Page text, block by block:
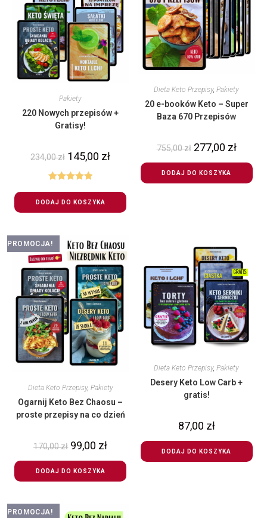
Pakiety
220 Nowych przepisów +
Gratisy!
234,00zł 145,00 zł
5.00na 5
DODAJ DO KOSZYKA
Dieta Keto Przepisy,Pakiety
20 e-booków Keto – Super
Baza 670 Przepisów
755,00zł 277,00 zł
DODAJ DO KOSZYKA
PROMOCJA!
Dieta Keto Przepisy, Pakiety
Ogarnij Keto Bez Chaosu –
proste przepisy na co dzień
170,00zł 99,00 zł
DODAJ DO KOSZYKA
Dieta Keto Przepisy,Pakiety
Desery Keto Low Carb +
gratis!
87,00 zł
DODAJ DO KOSZYKA
PROMOCJA!